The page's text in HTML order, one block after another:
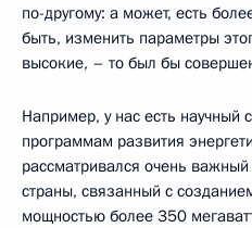
по-другому: а может, есть
быть, изменить параметры
высокие, – то был бы
Например, у нас есть научный
программам развития
рассматривался очень
страны, связанный с
мощностью более 350